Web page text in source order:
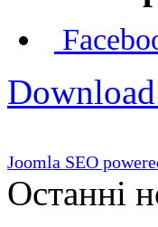
Joomla SEO
Останні